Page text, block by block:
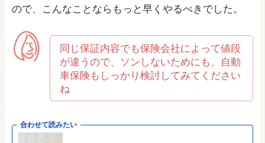
ので、こんなことならもっと早くやるべきでした。
同じ保証内容でも保険会社によって値段
が違うので、ソンしないためにも、自動
車保険もしっかり検討してみてください
ね
合わせて読みたい